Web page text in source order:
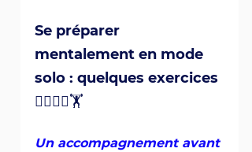
Se préparer
mentalement en mode
solo : quelques exercices
🏋️‍♂️🏋️‍♀️🏋
Un accompagnement avant